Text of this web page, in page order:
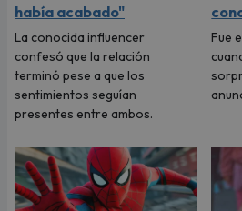
había acabado"
La conocida influencer
confesó que la relación
terminó pese a que los
sentimientos seguían
presentes entre ambos.
Fue